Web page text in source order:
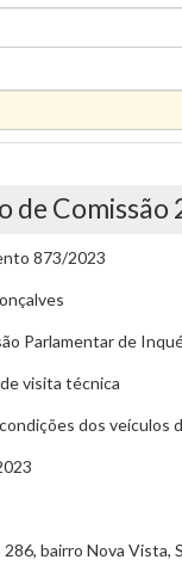
de Comissão
873/2023
Parlamentar de
visita técnica
dos veículos
bairro Nova Vista,